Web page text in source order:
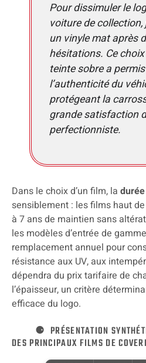
Pour dissimuler le
voiture de collection,
un vinyle mat après
hésitations. Ce choix
teinte sobre a
l’authenticité du
protégeant la
grande satisfaction
perfectionniste.
Dans le choix d’un film, la
sensiblement : les films haut
à 7 ans de maintien sans
les modèles d’entrée de
remplacement annuel pour
résistance aux UV, aux
dépendra du prix tarifaire de
l’épaisseur, un critère
efficace du logo.
PRÉSENTATION
DES PRINCIPAUX FILMS DE